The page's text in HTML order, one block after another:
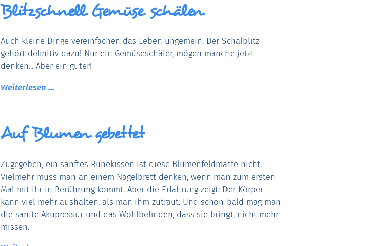
Blitzschnell Gemüse schälen
Auch kleine Dinge vereinfachen das Leben ungemein. Der Schälblitz
gehört definitiv dazu! Nur ein Gemüseschäler, mögen manche jetzt
denken... Aber ein guter!
Weiterlesen …
Auf Blumen gebettet
Zugegeben, ein sanftes Ruhekissen ist diese Blumenfeldmatte nicht.
Vielmehr muss man an einem Nagelbrett denken, wenn man zum ersten
Mal mit ihr in Berührung kommt. Aber die Erfahrung zeigt: Der Körper
kann viel mehr aushalten, als man ihm zutraut. Und schon bald mag man
die sanfte Akupressur und das Wohlbefinden, dass sie bringt, nicht mehr
missen.